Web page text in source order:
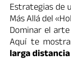
Estrategias de
Más Allá del
Dominar el
Aquí te
larga distancia